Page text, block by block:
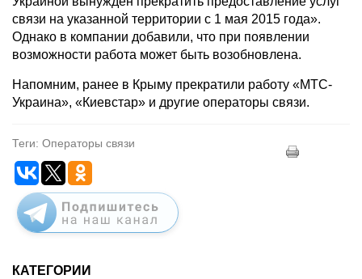
связи на указанной территории с 1 мая 2015 года».
Однако в компании добавили, что при появлении
возможности работа может быть возобновлена.
Напомним, ранее в Крыму прекратили работу «МТС-
Украина», «Киевстар» и другие операторы связи.
Теги: Операторы связи
КАТЕГОРИИ